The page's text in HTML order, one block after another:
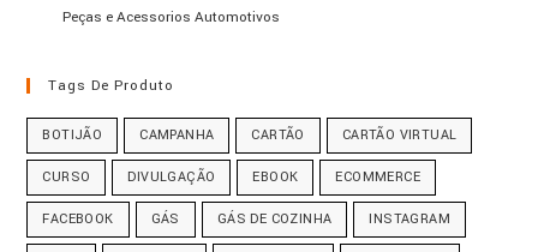
Peças e Acessorios Automotivos
Tags De Produto
BOTIJÃO CAMPANHA CARTÃO CARTÃO VIRTUAL
CURSO DIVULGAÇÃO EBOOK ECOMMERCE
FACEBOOK GÁS GÁS DE COZINHA INSTAGRAM